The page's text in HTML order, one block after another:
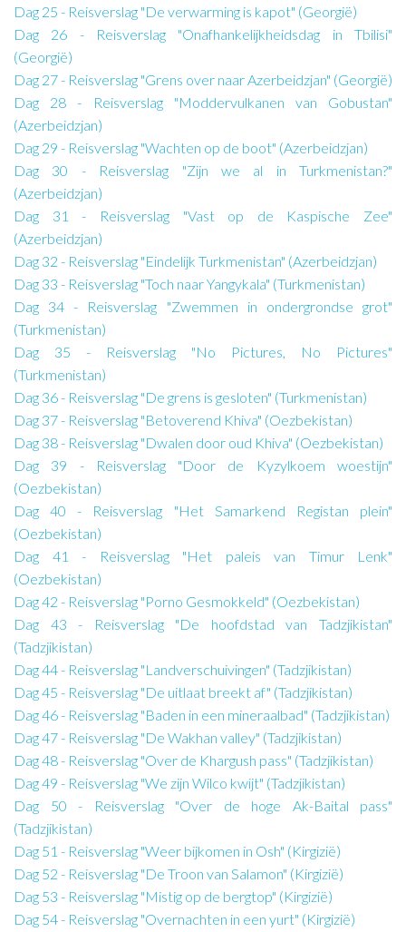
Dag 25 - Reisverslag "De verwarming is kapot" (Georgië)
Dag 26 - Reisverslag "Onafhankelijkheidsdag in Tbilisi"
(Georgië)
Dag 27 - Reisverslag "Grens over naar Azerbeidzjan" (Georgië)
Dag 28 - Reisverslag "Moddervulkanen van Gobustan"
(Azerbeidzjan)
Dag 29 - Reisverslag "Wachten op de boot" (Azerbeidzjan)
Dag 30 - Reisverslag "Zijn we al in Turkmenistan?"
(Azerbeidzjan)
Dag 31 - Reisverslag "Vast op de Kaspische Zee"
(Azerbeidzjan)
Dag 32 - Reisverslag "Eindelijk Turkmenistan" (Azerbeidzjan)
Dag 33 - Reisverslag "Toch naar Yangykala" (Turkmenistan)
Dag 34 - Reisverslag "Zwemmen in ondergrondse grot"
(Turkmenistan)
Dag 35 - Reisverslag "No Pictures, No Pictures"
(Turkmenistan)
Dag 36 - Reisverslag "De grens is gesloten" (Turkmenistan)
Dag 37 - Reisverslag "Betoverend Khiva" (Oezbekistan)
Dag 38 - Reisverslag "Dwalen door oud Khiva" (Oezbekistan)
Dag 39 - Reisverslag "Door de Kyzylkoem woestijn"
(Oezbekistan)
Dag 40 - Reisverslag "Het Samarkend Registan plein"
(Oezbekistan)
Dag 41 - Reisverslag "Het paleis van Timur Lenk"
(Oezbekistan)
Dag 42 - Reisverslag "Porno Gesmokkeld" (Oezbekistan)
Dag 43 - Reisverslag "De hoofdstad van Tadzjikistan"
(Tadzjikistan)
Dag 44 - Reisverslag "Landverschuivingen" (Tadzjikistan)
Dag 45 - Reisverslag "De uitlaat breekt af" (Tadzjikistan)
Dag 46 - Reisverslag "Baden in een mineraalbad" (Tadzjikistan)
Dag 47 - Reisverslag "De Wakhan valley" (Tadzjikistan)
Dag 48 - Reisverslag "Over de Khargush pass" (Tadzjikistan)
Dag 49 - Reisverslag "We zijn Wilco kwijt" (Tadzjikistan)
Dag 50 - Reisverslag "Over de hoge Ak-Baital pass"
(Tadzjikistan)
Dag 51 - Reisverslag "Weer bijkomen in Osh" (Kirgizië)
Dag 52 - Reisverslag "De Troon van Salamon" (Kirgizië)
Dag 53 - Reisverslag "Mistig op de bergtop" (Kirgizië)
Dag 54 - Reisverslag "Overnachten in een yurt" (Kirgizië)